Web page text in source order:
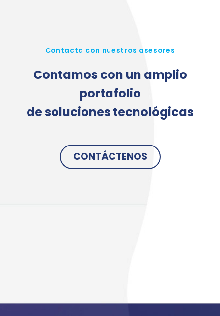
Contacta con nuestros asesores
Contamos con un amplio
portafolio
de soluciones tecnológicas
CONTÁCTENOS